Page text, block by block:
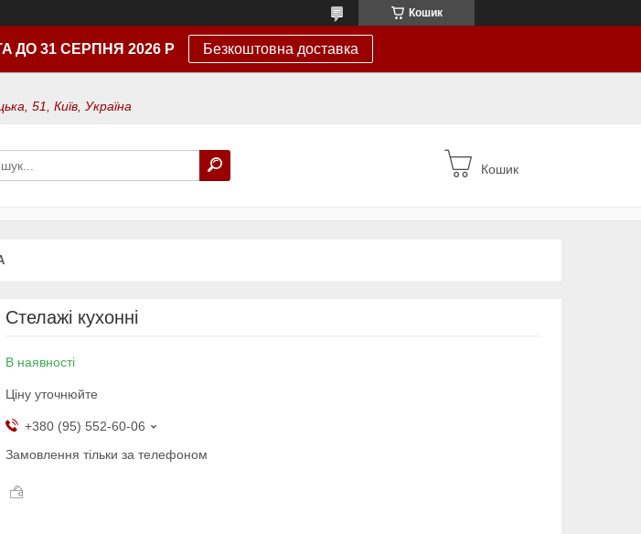
Кошик
ДО 31 СЕРПНЯ 2026 Р Безкоштовна доставка
51, Київ, Україна
Кошик
Стелажі кухонні
В наявності
Ціну уточнюйте
+380 (95) 552-60-06
Замовлення тільки за телефоном